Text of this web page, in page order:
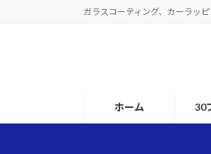
キ
に
ガラスコーティング、カーラッ
ホーム 30